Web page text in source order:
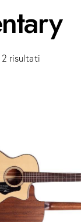
2 risultati